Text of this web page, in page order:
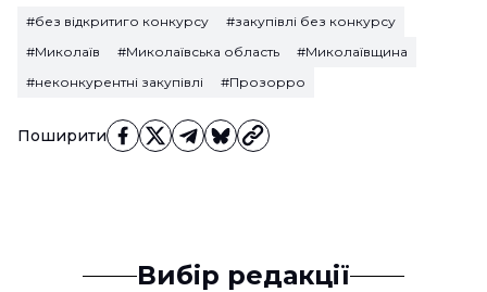
Поширити
#без відкритиго конкурсу
#закупівлі без конкурсу
#Миколаїв
#Миколаївська область
#Миколаївщина
#неконкурентні закупівлі
#Прозорро
Вибір редакції